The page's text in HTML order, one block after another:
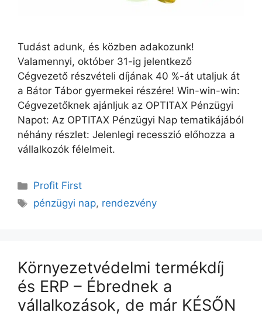
Tudást adunk, és közben adakozunk!
Valamennyi, október 31-ig jelentkező
Cégvezető részvételi díjának 40 %-át utaljuk át
a Bátor Tábor gyermekei részére! Win-win-win:
Cégvezetőknek ajánljuk az OPTITAX Pénzügyi
Napot: Az OPTITAX Pénzügyi Nap tematikájából
néhány részlet: Jelenlegi recesszió előhozza a
vállalkozók félelmeit.
Profit First
pénzügyi nap, rendezvény
Környezetvédelmi termékdíj
és ERP – Ébrednek a
vállalkozások, de már KÉSŐN